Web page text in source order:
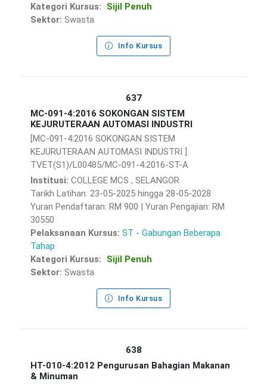
Kategori Kursus:
Sijil Penuh
Sektor: Swasta
Info Kursus
637
MC-091-4:2016 SOKONGAN SISTEM
KEJURUTERAAN AUTOMASI INDUSTRI
[MC-091-4:2016 SOKONGAN SISTEM
KEJURUTERAAN AUTOMASI INDUSTRI ]
TVET(S1)/L00485/MC-091-4:2016-ST-A
Institusi: COLLEGE MCS , SELANGOR
Tarikh Latihan: 23-05-2025 hingga 28-05-2028
Yuran Pendaftaran: RM 900 | Yuran Pengajian: RM
30550
Pelaksanaan Kursus: ST - Gabungan Beberapa
Tahap
Kategori Kursus:
Sijil Penuh
Sektor: Swasta
Info Kursus
638
HT-010-4:2012 Pengurusan Bahagian Makanan
& Minuman